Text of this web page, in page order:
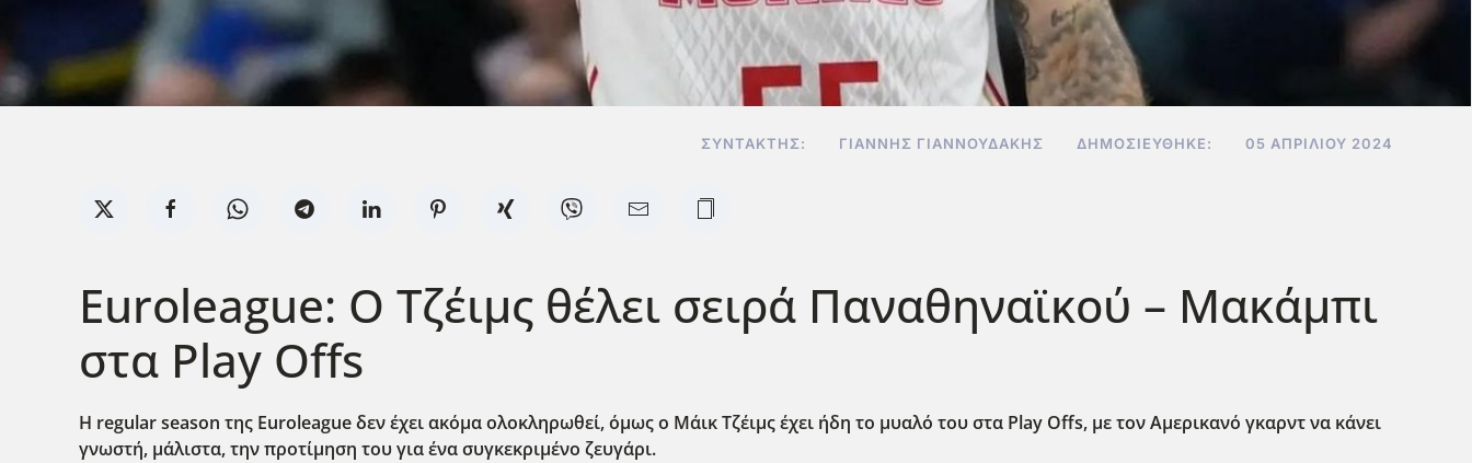
ΣΥΝΤΆΚΤΗΣ: ΓΙΆΝΝΗΣ ΓΙΑΝΝΟΥΔΆΚΗΣ ΔΗΜΟΣΙΕΎΘΗΚΕ: 05 ΑΠΡΙΛΊΟΥ 2024
Euroleague: Ο Τζέιμς θέλει σειρά Παναθηναϊκού – Μακάμπι
στα Play Offs
Η regularseason της Euroleagueδεν έχει ακόμα ολοκληρωθεί, όμως ο Μάικ Τζέιμς έχει ήδη το μυαλό του στα Play Offs, με τον Αμερικανό γκαρντ να κάνει
γνωστή, μάλιστα, την προτίμηση του για ένα συγκεκριμένο ζευγάρι.